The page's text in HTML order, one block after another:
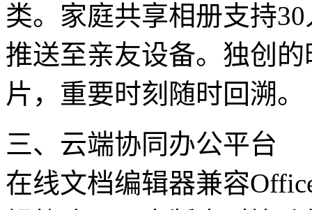
类。家庭共享相册支持
推送至亲友设备。独创
片，重要时刻随时回溯。
三、云端协同办公平台
在线文档编辑器兼容